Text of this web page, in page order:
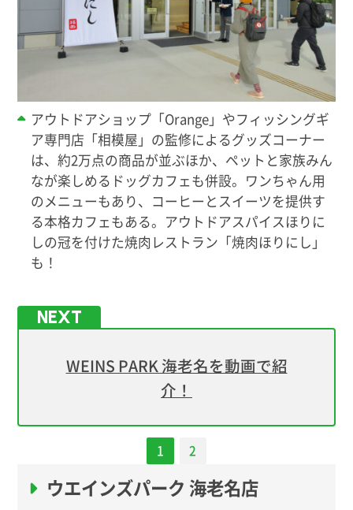
アウトドアショップ「Orange」やフィッシングギ
ア専門店「相模屋」の監修によるグッズコーナー
は、約2万点の商品が並ぶほか、ペットと家族みん
なが楽しめるドッグカフェも併設。ワンちゃん用
のメニューもあり、コーヒーとスイーツを提供す
る本格カフェもある。アウトドアスパイスほりに
しの冠を付けた焼肉レストラン「焼肉ほりにし」
も！
WEINS PARK 海老名を動画で紹
介！
1 2
ウエインズパーク 海老名店